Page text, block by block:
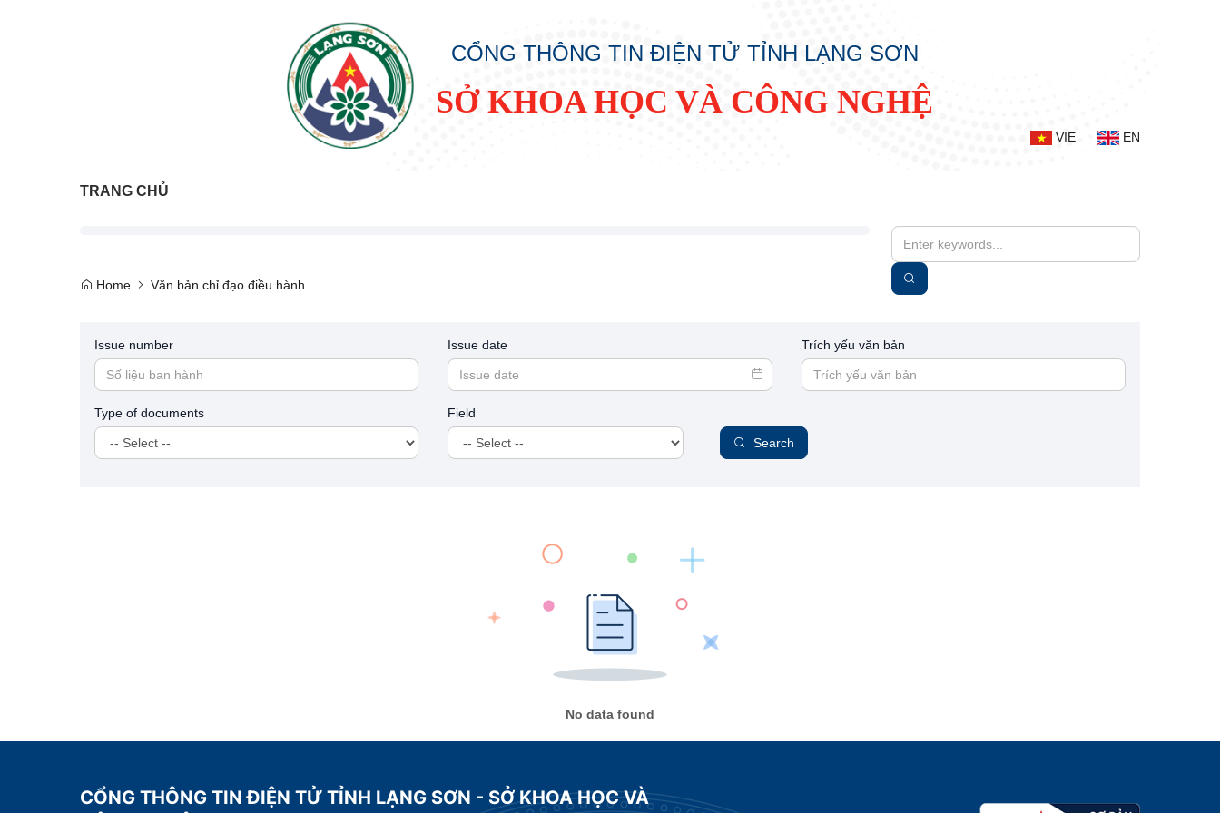
CỔNG THÔNG TIN ĐIỆN TỬ TỈNH LẠNG SƠN
SỞ KHOA HỌC VÀ CÔNG NGHỆ
VIE EN
TRANG CHỦ
Home Văn bản chỉ đạo điều hành
Issue number Issue date Trích yếu văn bản
Type of documents Field
Search
No data found
CỔNG THÔNG TIN ĐIỆN TỬ TỈNH LẠNG SƠN - SỞ KHOA HỌC VÀ